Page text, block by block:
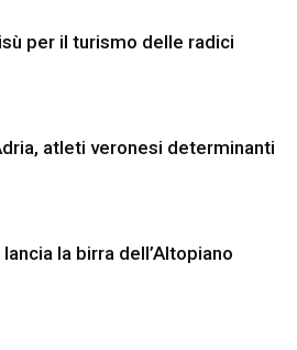
per il turismo delle radici
atleti veronesi determinanti
lancia la birra dell’Altopiano